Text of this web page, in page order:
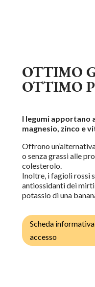
OTTIMO
OTTIMO
I legumi apportano
magnesio, zinco e
Offrono
o senza grassi alle
colesterolo.
Inoltre, i fagioli rossi
antiossidanti dei
potassio di una
Scheda
accesso